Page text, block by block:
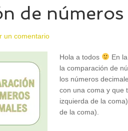
de números
un comentario
Hola a todos
En
la comparación de
los números
con una coma y que
izquierda de la
de la coma).